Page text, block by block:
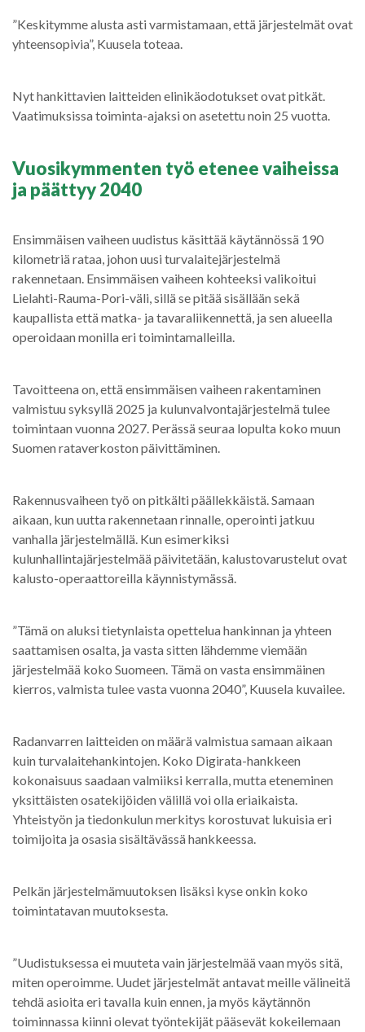
”Keskitymme alusta asti varmistamaan, että järjestelmät ovat
yhteensopivia”, Kuusela toteaa.
Nyt hankittavien laitteiden elinikäodotukset ovat pitkät.
Vaatimuksissa toiminta-ajaksi on asetettu noin 25 vuotta.
Vuosikymmenten työ etenee vaiheissa
ja päättyy 2040
Ensimmäisen vaiheen uudistus käsittää käytännössä 190
kilometriä rataa, johon uusi turvalaitejärjestelmä
rakennetaan. Ensimmäisen vaiheen kohteeksi valikoitui
Lielahti-Rauma-Pori-väli, sillä se pitää sisällään sekä
kaupallista että matka- ja tavaraliikennettä, ja sen alueella
operoidaan monilla eri toimintamalleilla.
Tavoitteena on, että ensimmäisen vaiheen rakentaminen
valmistuu syksyllä 2025 ja kulunvalvontajärjestelmä tulee
toimintaan vuonna 2027. Perässä seuraa lopulta koko muun
Suomen rataverkoston päivittäminen.
Rakennusvaiheen työ on pitkälti päällekkäistä. Samaan
aikaan, kun uutta rakennetaan rinnalle, operointi jatkuu
vanhalla järjestelmällä. Kun esimerkiksi
kulunhallintajärjestelmää päivitetään, kalustovarustelut ovat
kalusto-operaattoreilla käynnistymässä.
”Tämä on aluksi tietynlaista opettelua hankinnan ja yhteen
saattamisen osalta, ja vasta sitten lähdemme viemään
järjestelmää koko Suomeen. Tämä on vasta ensimmäinen
kierros, valmista tulee vasta vuonna 2040”, Kuusela kuvailee.
Radanvarren laitteiden on määrä valmistua samaan aikaan
kuin turvalaitehankintojen. Koko Digirata-hankkeen
kokonaisuus saadaan valmiiksi kerralla, mutta eteneminen
yksittäisten osatekijöiden välillä voi olla eriaikaista.
Yhteistyön ja tiedonkulun merkitys korostuvat lukuisia eri
toimijoita ja osasia sisältävässä hankkeessa.
Pelkän järjestelmämuutoksen lisäksi kyse onkin koko
toimintatavan muutoksesta.
”Uudistuksessa ei muuteta vain järjestelmää vaan myös sitä,
miten operoimme. Uudet järjestelmät antavat meille välineitä
tehdä asioita eri tavalla kuin ennen, ja myös käytännön
toiminnassa kiinni olevat työntekijät pääsevät kokeilemaan